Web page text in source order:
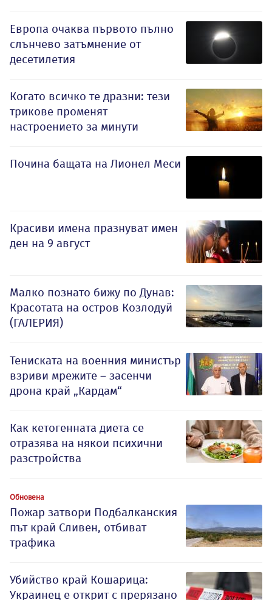
Европа очаква първото пълно
слънчево затъмнение от
десетилетия
Когато всичко те дразни: тези
трикове променят
настроението за минути
Почина бащата на Лионел Меси
Красиви имена празнуват имен
ден на 9 август
Малко познато бижу по Дунав:
Красотата на остров Козлодуй
(ГАЛЕРИЯ)
Тениската на военния министър
взриви мрежите – засенчи
дрона край „Кардам“
Как кетогенната диета се
отразява на някои психични
разстройства
Обновена
Пожар затвори Подбалканския
път край Сливен, отбиват
трафика
Убийство край Кошарица:
Украинец е открит с прерязано